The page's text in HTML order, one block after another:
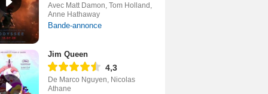
Avec Matt Damon, Tom Holland,
Anne Hathaway
Bande-annonce
Jim Queen
4,3
De Marco Nguyen, Nicolas
Athane